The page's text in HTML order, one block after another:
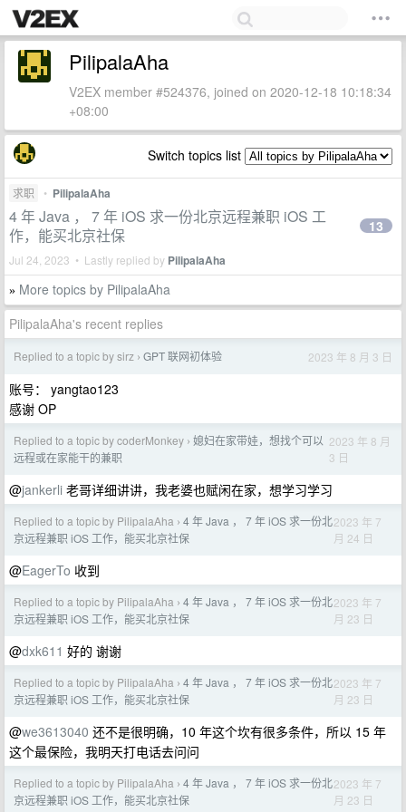
PilipalaAha
V2EX member #524376, joined on 2020-12-18 10:18:34
+08:00
Switch topics list
求职 • PilipalaAha
4 年 Java ， 7 年 iOS 求一份北京远程兼职 iOS 工
作，能买北京社保
Jul 24, 2023 • Lastly replied by PilipalaAha
13
» More topics by PilipalaAha
PilipalaAha's recent replies
Replied to a topic by sirz › GPT 联网初体验 2023 年 8 月 3 日
账号： yangtao123
感谢 OP
Replied to a topic by coderMonkey › 媳妇在家带娃，想找个可以
远程或在家能干的兼职
2023 年 8 月
3 日
@jankerli 老哥详细讲讲，我老婆也赋闲在家，想学习学习
Replied to a topic by PilipalaAha › 4 年 Java ， 7 年 iOS 求一份北
京远程兼职 iOS 工作，能买北京社保
2023 年 7
月 24 日
@EagerTo 收到
Replied to a topic by PilipalaAha › 4 年 Java ， 7 年 iOS 求一份北
京远程兼职 iOS 工作，能买北京社保
2023 年 7
月 23 日
@dxk611 好的 谢谢
Replied to a topic by PilipalaAha › 4 年 Java ， 7 年 iOS 求一份北
京远程兼职 iOS 工作，能买北京社保
2023 年 7
月 23 日
@we3613040 还不是很明确，10 年这个坎有很多条件，所以 15 年
这个最保险，我明天打电话去问问
Replied to a topic by PilipalaAha › 4 年 Java ， 7 年 iOS 求一份北
京远程兼职 iOS 工作，能买北京社保
2023 年 7
月 23 日